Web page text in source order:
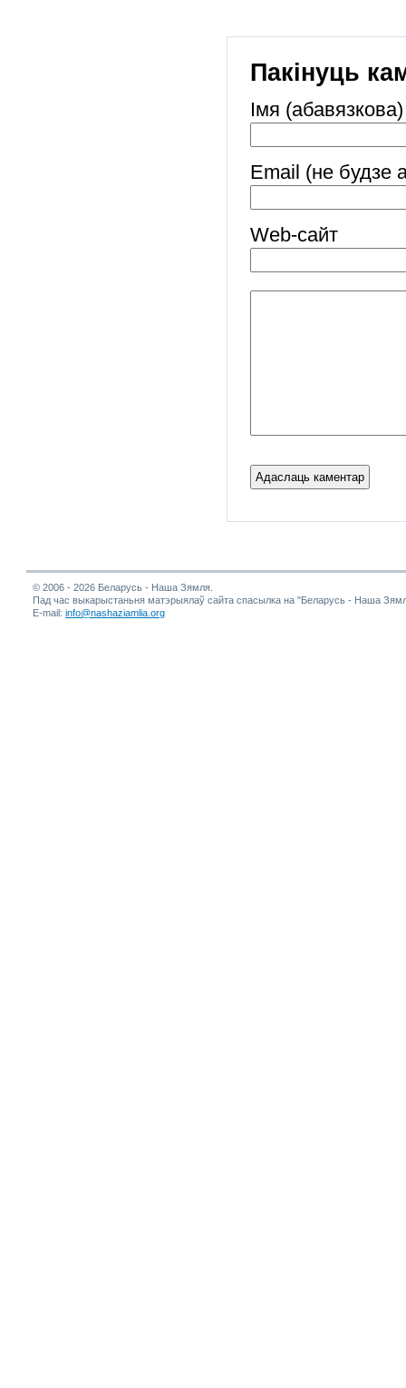
Пакінуць
Імя (абавязкова)
Email (не будзе
Web-cайт
© 2006 - 2026 Беларусь - Наша Зямля.
Пад час выкарыстаньня матэрыялаў сайта спасылка на "Беларусь - Наша
E-mail: info@nashaziamlia.org